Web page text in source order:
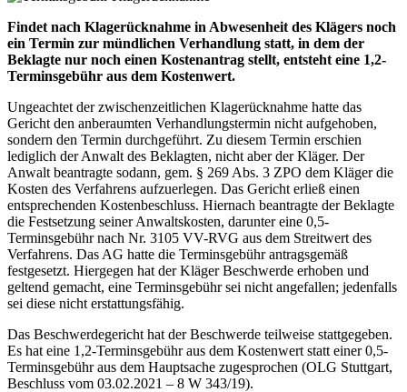
Findet nach Klagerücknahme in Abwesenheit des Klägers noch
ein Termin zur mündlichen Verhandlung statt, in dem der
Beklagte nur noch einen Kostenantrag stellt, entsteht eine 1,2-
Terminsgebühr aus dem Kostenwert.
Ungeachtet der zwischenzeitlichen Klagerücknahme hatte das
Gericht den anberaumten Verhandlungstermin nicht aufgehoben,
sondern den Termin durchgeführt. Zu diesem Termin erschien
lediglich der Anwalt des Beklagten, nicht aber der Kläger. Der
Anwalt beantragte sodann, gem. § 269 Abs. 3 ZPO dem Kläger die
Kosten des Verfahrens aufzuerlegen. Das Gericht erließ einen
entsprechenden Kostenbeschluss. Hiernach beantragte der Beklagte
die Festsetzung seiner Anwaltskosten, darunter eine 0,5-
Terminsgebühr nach Nr. 3105 VV-RVG aus dem Streitwert des
Verfahrens. Das AG hatte die Terminsgebühr antragsgemäß
festgesetzt. Hiergegen hat der Kläger Beschwerde erhoben und
geltend gemacht, eine Terminsgebühr sei nicht angefallen; jedenfalls
sei diese nicht erstattungsfähig.
Das Beschwerdegericht hat der Beschwerde teilweise stattgegeben.
Es hat eine 1,2-Terminsgebühr aus dem Kostenwert statt einer 0,5-
Terminsgebühr aus dem Hauptsache zugesprochen (OLG Stuttgart,
Beschluss vom 03.02.2021 – 8 W 343/19).